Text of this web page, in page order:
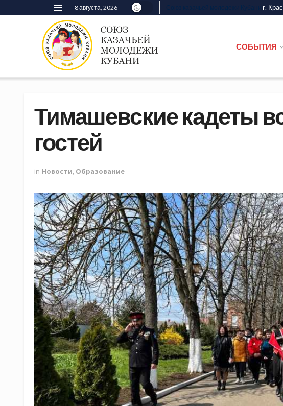
8 августа, 2026 г.
СОБЫТИЯ
Тимашевские кадеты
гостей
in Новости Образование